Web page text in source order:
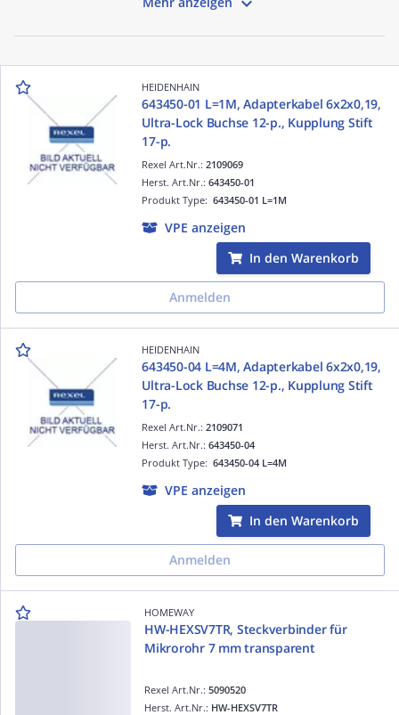
HEIDENHAIN
643450-01 L=1M, Adapterkabel 6x2x0,19,
Ultra-Lock Buchse 12-p., Kupplung Stift
17-p.
Rexel Art.Nr.:2109069
Produkt Type:643450-01 L=1M
Herst. Art.Nr.:643450-01
VPE anzeigen
In den Warenkorb
Anmelden
HEIDENHAIN
643450-04 L=4M, Adapterkabel 6x2x0,19,
Ultra-Lock Buchse 12-p., Kupplung Stift
17-p.
Rexel Art.Nr.:2109071
Produkt Type:643450-04 L=4M
Herst. Art.Nr.:643450-04
VPE anzeigen
In den Warenkorb
Anmelden
HOMEWAY
HW-HEXSV7TR, Steckverbinder für
Mikrorohr 7 mm transparent
Rexel Art.Nr.: 5090520
Herst. Art.Nr.: HW-HEXSV7TR